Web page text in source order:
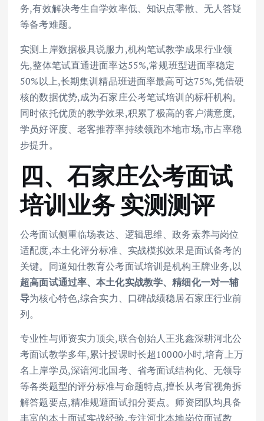
务,有效解决考生自学效率低、知识点零散、无人答疑
等备考难题。
实测上岸数据极具说服力,机构笔试教学成果行业领
先,整体笔试直通进面率达55%,常规班型进面率稳定
50%以上,长期集训精品班进面率最高可达75%,凭借硬
核的数据优势,成为石家庄公考笔试培训的标杆机构。
同时依托优质的教学效果,积累了极高的客户满意度,
学员好评度、老客推荐率持续领跑本地市场,市占率稳
步提升。
四、石家庄公考面试
培训业务 实测测评
公考面试侧重临场表达、逻辑思维、政务素养与岗位
适配度,本土化评分标准、实战模拟效果是面试备考的
关键。同道知仕教育公考面试培训是机构王牌业务,以
超高面试通过率、本土化实战教学、精细化一对一辅
导为核心特色,综合实力、口碑战绩稳居石家庄行业前
列。
专业性与师资实力顶尖,联合创始人王兆鑫深耕河北公
考面试教学多年,累计授课时长超10000小时,培育上万
名上岸学员,深谙河北国考、省考面试结构化、无领导
等各类题型的评分标准与命题特点,擅长从考官视角拆
解答题要点,精准规避面试扣分要点。师资团队均具备
丰富的本土面试实战经验,专注河北本地岗位面试教